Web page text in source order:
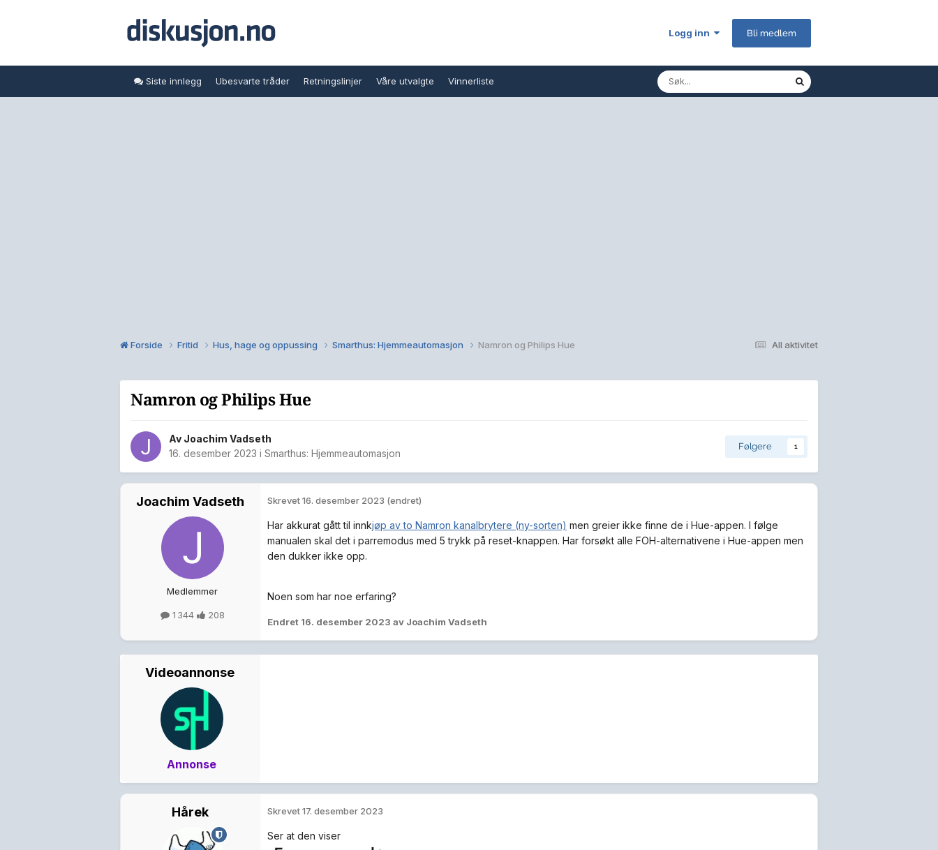
Logg inn Bli medlem
Siste innlegg Ubesvarte tråder Retningslinjer Våre utvalgte Vinnerliste
All aktivitet
Forside Fritid Hus, hage og oppussing Smarthus: Hjemmeautomasjon Namron og Philips Hue
Namron og Philips Hue
Av Joachim Vadseth
16. desember 2023 i Smarthus: Hjemmeautomasjon
Følgere 1
Joachim Vadseth
Medlemmer
1 344 208
Skrevet16. desember 2023 (endret)
Har akkurat gått til innkjøp av to Namron kanalbrytere (ny-sorten) men greier ikke finne de i Hue-appen. I følge
manualen skal det i parremodus med 5 trykk på reset-knappen. Har forsøkt alle FOH-alternativene i Hue-appen men
den dukker ikke opp.
Noen som har noe erfaring?
Endret 16. desember 2023 av Joachim Vadseth
Videoannonse
Annonse
Hårek Skrevet17. desember 2023
Ser at den viser